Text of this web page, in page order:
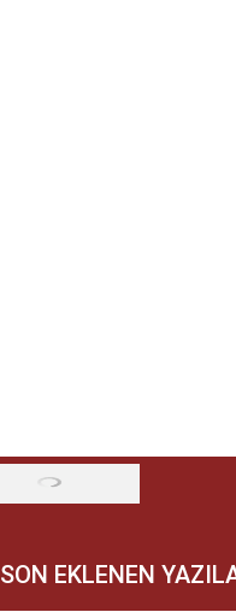
SON EKLENEN